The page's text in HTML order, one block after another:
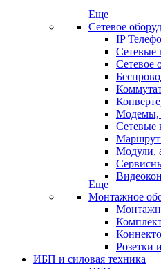
Еще
Сетевое
IP
Сетевые
Сетевое
Модемы,
Сетевые
Модули,
Еще
Монтажное
Розетки
ИБП и силовая техника